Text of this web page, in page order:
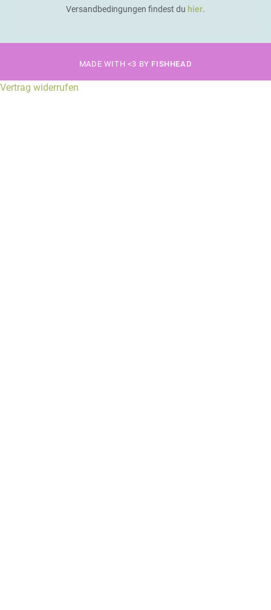
Versandbedingungen findest du hier.
MADE WITH <3 BY FISHHEAD
Vertrag widerrufen